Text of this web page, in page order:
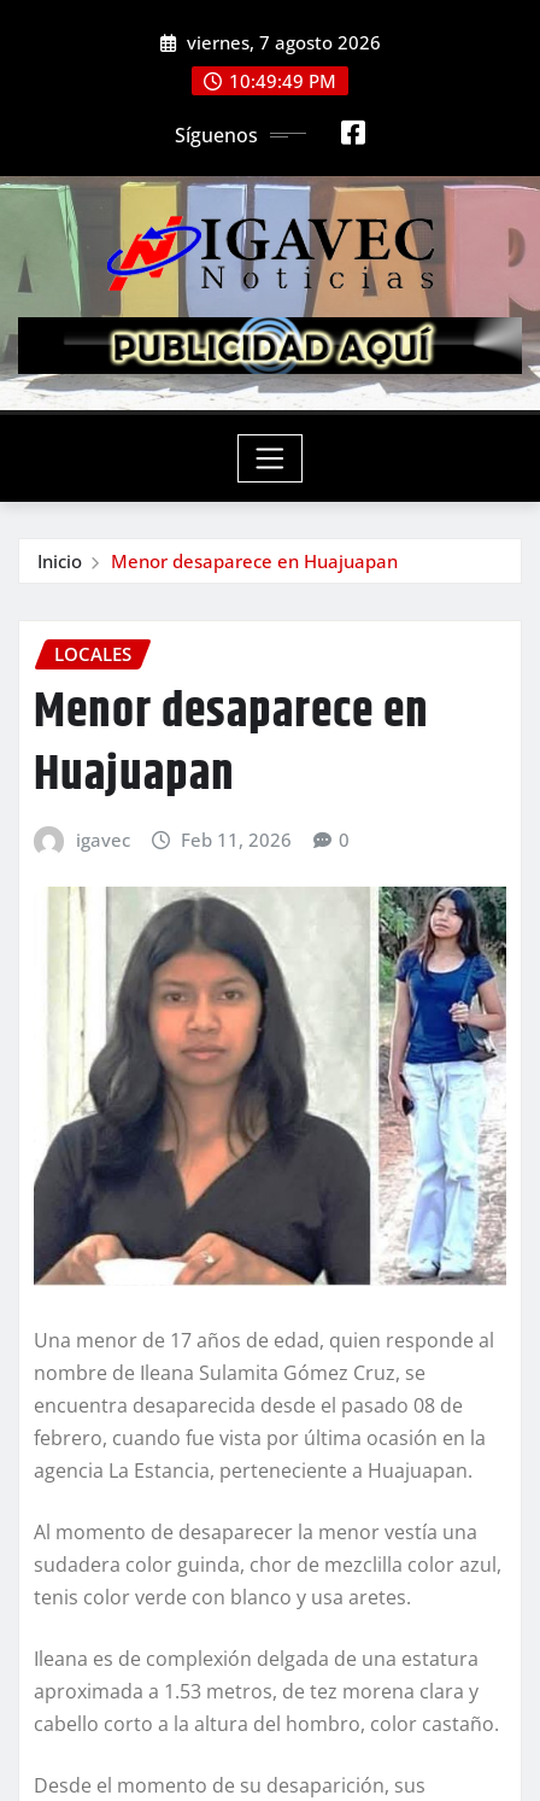
viernes, 7 agosto 2026
10:49:50 PM
Síguenos
Inicio Menor desaparece en Huajuapan
LOCALES
Menor desaparece en
Huajuapan
igavec Feb 11, 2026 0
Una menor de 17 años de edad, quien responde al
nombre de Ileana Sulamita Gómez Cruz, se
encuentra desaparecida desde el pasado 08 de
febrero, cuando fue vista por última ocasión en la
agencia La Estancia, perteneciente a Huajuapan.
Al momento de desaparecer la menor vestía una
sudadera color guinda, chor de mezclilla color azul,
tenis color verde con blanco y usa aretes.
Ileana es de complexión delgada de una estatura
aproximada a 1.53 metros, de tez morena clara y
cabello corto a la altura del hombro, color castaño.
Desde el momento de su desaparición, sus